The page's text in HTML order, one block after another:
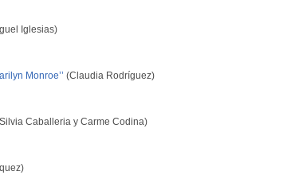
Iglesias)
Monroe’’ (Claudia Rodríguez)
Caballeria y Carme Codina)